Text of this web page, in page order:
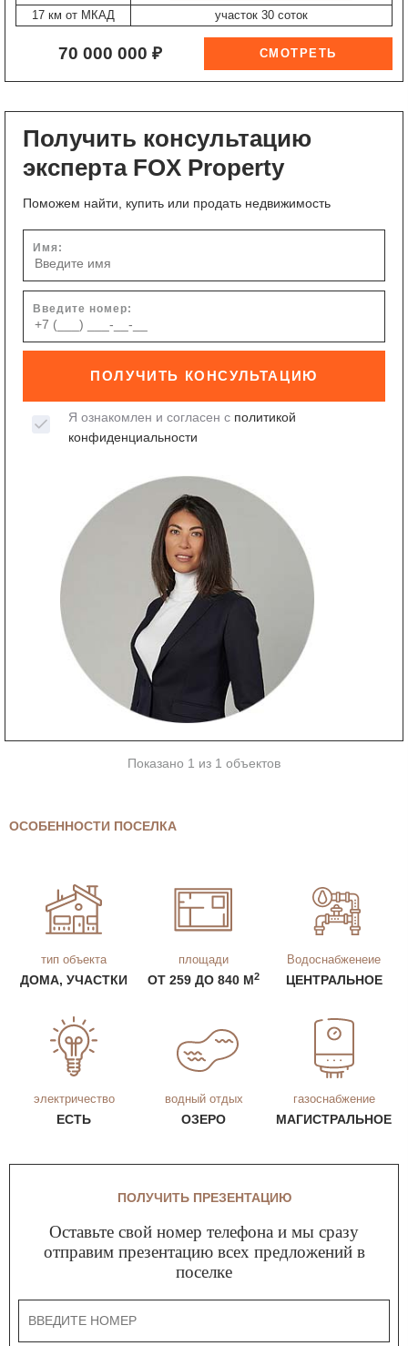
17 км от МКАД
участок 30 соток
70 000 000 ₽
Получить консультацию
эксперта FOX Property
Поможем найти, купить или продать недвижимость
Имя:
Введите номер:
ПОЛУЧИТЬ КОНСУЛЬТАЦИЮ
Я ознакомлен и согласен с политикой
конфиденциальности
Показано 1 из 1 объектов
ОСОБЕННОСТИ ПОСЕЛКА
тип объекта
ДОМА, УЧАСТКИ
площади
ОТ 259 ДО 840 М2
Водоснабженеие
ЦЕНТРАЛЬНОЕ
электричество
ЕСТЬ
водный отдых
ОЗЕРО
газоснабжение
МАГИСТРАЛЬНОЕ
ПОЛУЧИТЬ ПРЕЗЕНТАЦИЮ
Оставьте свой номер телефона и мы сразу
отправим презентацию всех предложений в
поселке